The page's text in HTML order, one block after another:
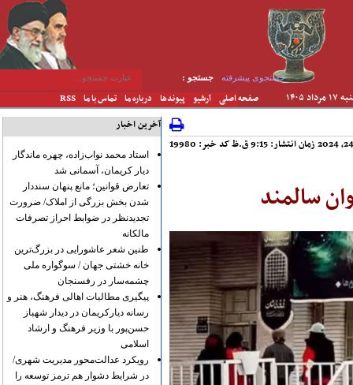
جستجوی پیشرفته جستجو :
صفحه اصلی آرشیو پیوندها درباره ما تماس با ما RSS ۱۴۰۵
کد خبر: 19980
سالمند
آخرین اخبار
استاد محمد نواب‌زاده، چهره ماندگار
دیار کریمان، آسمانی شد
تعارض قوانین؛ مانع پنهان سنددار
شدن بخش بزرگی از املاک/ ضرورت
تجدیدنظر در ضوابط احراز تصرفات
مالکانه
طنین شعر عاشورایی در بزرگ‌ترین
خانه خشتی جهان / سوگواره ملی
چشمه‌سار در رفسنجان
پیگیری مطالبات اهالی فرهنگ، هنر و
رسانه دیارکریمان در دیدار شهباز
حسن‌پور با وزیر فرهنگ و ارشاد
اسلامی
رویکرد عدالت‌محور مدیریت شهری/
در شرایط دشوار هم ترمز توسعه را